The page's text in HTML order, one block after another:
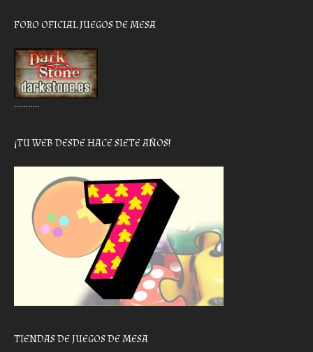
FORO OFICIAL JUEGOS DE MESA
………..
¡TU WEB DESDE HACE SIETE AÑOS!
TIENDAS DE JUEGOS DE MESA